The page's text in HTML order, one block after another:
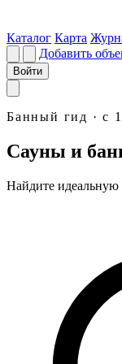
Каталог Карта
Добавить
Войти
Банный гид · с
Сауны и
Найдите идеальную